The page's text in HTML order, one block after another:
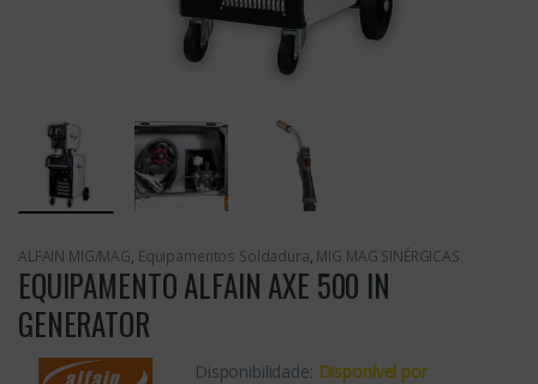
ALFAIN MIG/MAG, Equipamentos Soldadura, MIG MAG SINÉRGICAS
EQUIPAMENTO ALFAIN AXE 500 IN
GENERATOR
Disponibilidade: Disponível por